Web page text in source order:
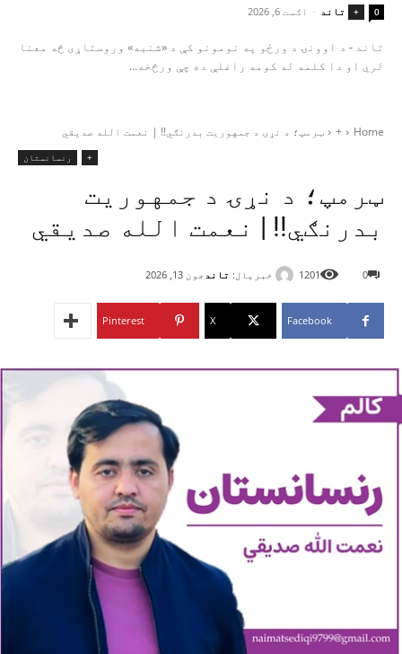
+ تاند - اګست 6, 2026 0
تاند - د اوونۍ د ورځو په نومونو کې د «شنبه» وروستاړی څه معنا
لري او دا کلمه له کومه راغلې ده چې ورڅخه...